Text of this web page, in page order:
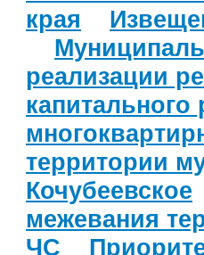
края
реализации
территории
Кочубеевское
межевания
ЧС